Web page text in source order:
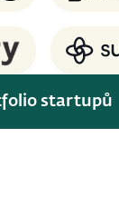
startupů